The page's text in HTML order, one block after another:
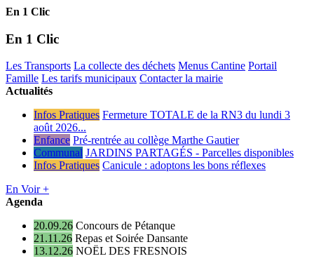
En 1 Clic
En 1 Clic
Les Transports La collecte des déchets Menus Cantine Portail
Famille Les tarifs municipaux Contacter la mairie
Actualités
Infos Pratiques Fermeture TOTALE de la RN3 du lundi 3
août 2026...
Enfance Pré-rentrée au collège Marthe Gautier
Communal JARDINS PARTAGÉS - Parcelles disponibles
Infos Pratiques Canicule : adoptons les bons réflexes
En Voir +
Agenda
20.09.26 Concours de Pétanque
21.11.26 Repas et Soirée Dansante
13.12.26 NOËL DES FRESNOIS